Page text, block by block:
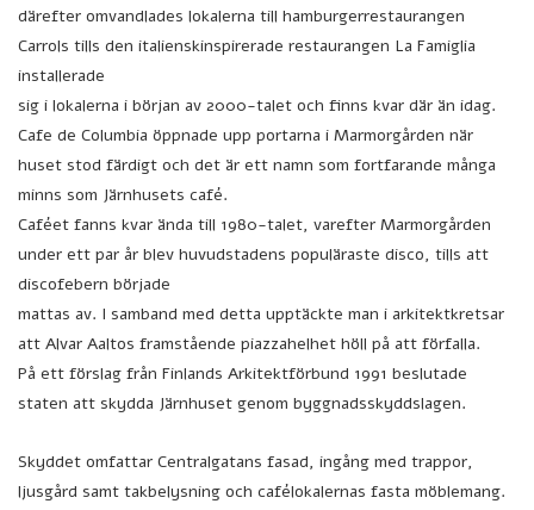
därefter omvandlades lokalerna till hamburgerrestaurangen
Carrols tills den italienskinspirerade restaurangen La Famiglia
installerade
sig i lokalerna i början av 2000-talet och finns kvar där än idag.
Cafe de Columbia öppnade upp portarna i Marmorgården när
huset stod färdigt och det är ett namn som fortfarande många
minns som Järnhusets café.
Caféet fanns kvar ända till 1980-talet, varefter Marmorgården
under ett par år blev huvudstadens populäraste disco, tills att
discofebern började
mattas av. I samband med detta upptäckte man i arkitektkretsar
att Alvar Aaltos framstående piazzahelhet höll på att förfalla.
På ett förslag från Finlands Arkitektförbund 1991 beslutade
staten att skydda Järnhuset genom byggnadsskyddslagen.
Skyddet omfattar Centralgatans fasad, ingång med trappor,
ljusgård samt takbelysning och cafélokalernas fasta möblemang.